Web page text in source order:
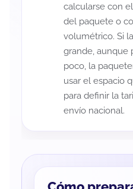
calcularse con
del paquete o
volumétrico. Si
grande, aunque
poco, la
usar el espacio
para definir la
envío nacional.